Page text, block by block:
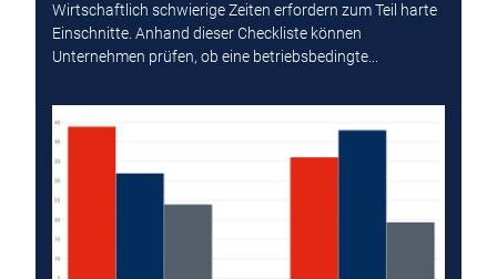
Wirtschaftlich schwierige Zeiten erfordern zum Teil harte
Einschnitte. Anhand dieser Checkliste können
Unternehmen prüfen, ob eine betriebsbedingte...